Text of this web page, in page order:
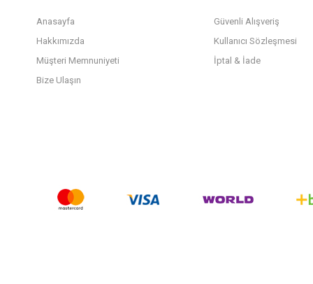
Anasayfa
Hakkımızda
Müşteri Memnuniyeti
Bize Ulaşın
Güvenli Alışveriş
Kullanıcı Sözleşmesi
İptal & İade